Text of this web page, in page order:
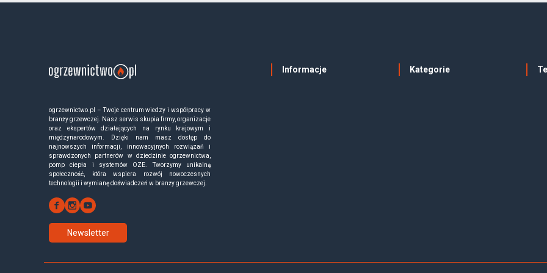
ogrzewnictwo.pl – Twoje centrum wiedzy i współpracy w
branży grzewczej. Nasz serwis skupia firmy, organizacje
oraz ekspertów działających na rynku krajowym i
międzynarodowym. Dzięki nam masz dostęp do
najnowszych informacji, innowacyjnych rozwiązań i
sprawdzonych partnerów w dziedzinie ogrzewnictwa,
pomp ciepła i systemów OZE. Tworzymy unikalną
społeczność, która wspiera rozwój nowoczesnych
technologii i wymianę doświadczeń w branży grzewczej.
Newsletter
Informacje Kategorie